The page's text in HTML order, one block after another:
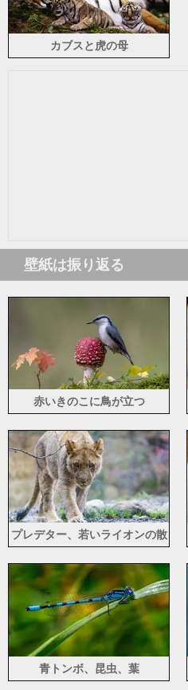
カブスと虎の母
壁紙は振り返る
赤いきのこに鳥が立つ
プレデター、若いライオンの散
青トンボ、昆虫、葉